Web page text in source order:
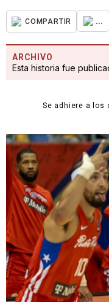
COMPARTIR ...
ARCHIVO
Esta historia fue
Se adhiere a los